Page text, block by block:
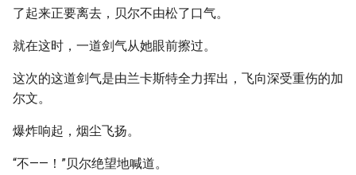
了起来正要离去，贝尔不由松了口气。
就在这时，一道剑气从她眼前擦过。
这次的这道剑气是由兰卡斯特全力挥出，飞向深受重伤的加
尔文。
爆炸响起，烟尘飞扬。
“不——！”贝尔绝望地喊道。